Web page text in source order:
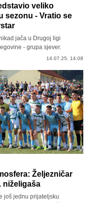
veliko
sezonu - Vratio se
jača u Drugoj ligi
- grupa sjever.
14.07.25. 14:08
Željezničar
niželigaša
još jednu prijateljsku